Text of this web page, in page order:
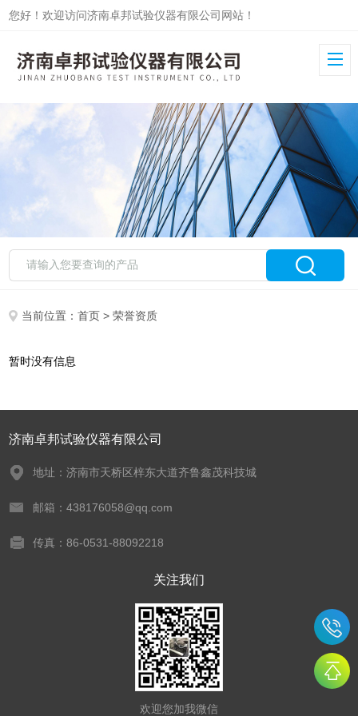
您好！欢迎访问济南卓邦试验仪器有限公司网站！
当前位置：首页 > 荣誉资质
暂时没有信息
济南卓邦试验仪器有限公司
地址：济南市天桥区梓东大道齐鲁鑫茂科技城
邮箱：438176058@qq.com
传真：86-0531-88092218
关注我们
欢迎您加我微信